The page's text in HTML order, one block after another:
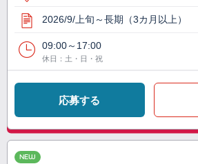
2026/9/上旬～長期（3カ月以上）
09:00～17:00
休日：土・日・祝
応募する
NEW